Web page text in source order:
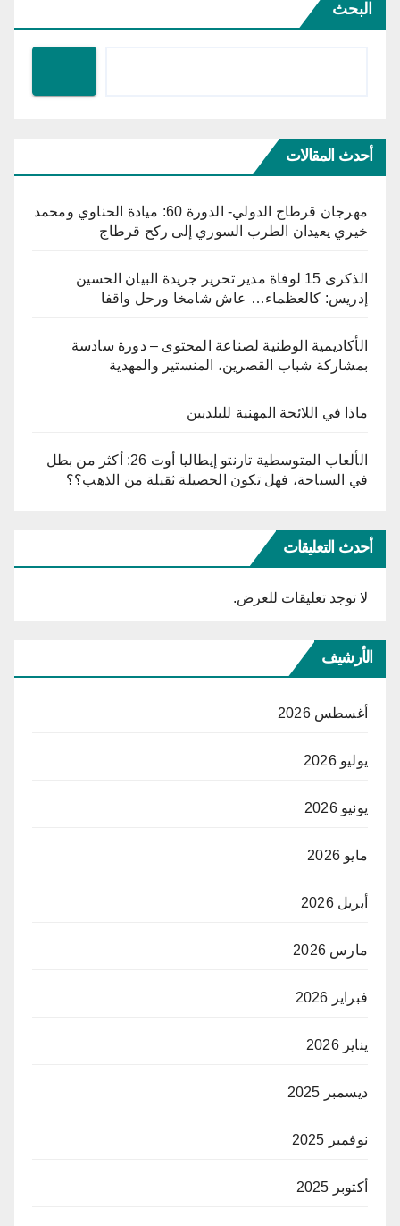
البحث
أحدث المقالات
مهرجان قرطاج الدولي- الدورة 60: ميادة الحناوي ومحمد
خيري يعيدان الطرب السوري إلى ركح قرطاج
الذكرى 15 لوفاة مدير تحرير جريدة البيان الحسين
إدريس: كالعظماء… عاش شامخا ورحل واقفا
الأكاديمية الوطنية لصناعة المحتوى – دورة سادسة
بمشاركة شباب القصرين، المنستير والمهدية
ماذا في اللائحة المهنية للبلديين
الألعاب المتوسطية تارنتو إيطاليا أوت 26: أكثر من بطل
في السباحة، فهل تكون الحصيلة ثقيلة من الذهب؟؟
أحدث التعليقات
لا توجد تعليقات للعرض.
الأرشيف
أغسطس 2026
يوليو 2026
يونيو 2026
مايو 2026
أبريل 2026
مارس 2026
فبراير 2026
يناير 2026
ديسمبر 2025
نوفمبر 2025
أكتوبر 2025